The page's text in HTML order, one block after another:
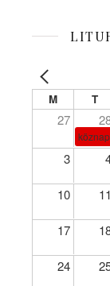
M T
27
köznap
3
10 11
17
24